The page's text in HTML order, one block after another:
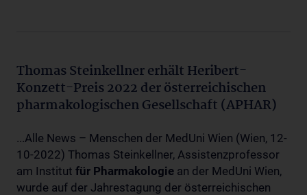
Thomas Steinkellner erhält Heribert-
Konzett-Preis 2022 der österreichischen
pharmakologischen Gesellschaft (APHAR)
...Alle News – Menschen der MedUni Wien (Wien, 12-
10-2022) Thomas Steinkellner, Assistenzprofessor
am Institut für Pharmakologie an der MedUni Wien,
wurde auf der Jahrestagung der österreichischen